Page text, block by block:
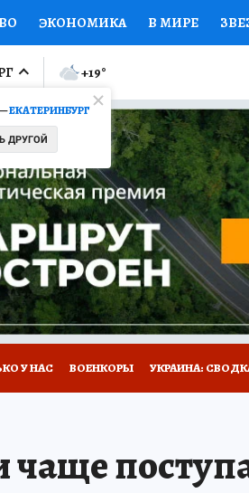
ЭКОНОМИКА В МИРЕ
НАЦИОНАЛЬНЫЕ
Я ЗНАЮ СЕМЬЯ
СЕРИАЛЫ СПЕЦПРОЕКТЫ
КОНКУРСЫ РАБОТА У НАС
ЕКАТЕРИНБУРГ
ДРУГОЙ
+19°
У НАС ВОЕНКОРЫ УКРАИНА: